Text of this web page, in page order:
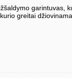
garintuvas,
greitai